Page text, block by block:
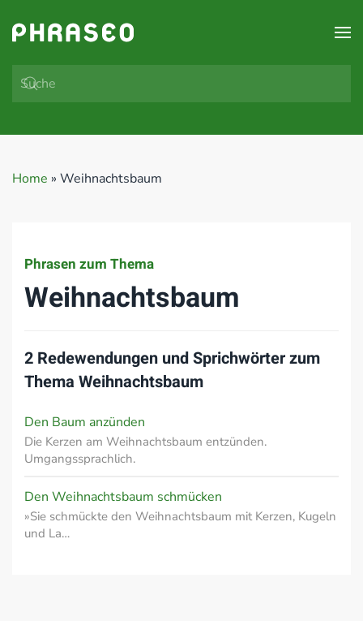
Zum Hauptinhalt springen
Home » Weihnachtsbaum
Phrasen zum Thema
Weihnachtsbaum
2 Redewendungen und Sprichwörter zum
Thema Weihnachtsbaum
Den Baum anzünden
Die Kerzen am Weihnachtsbaum entzünden.
Umgangssprachlich.
Den Weihnachtsbaum schmücken
»Sie schmückte den Weihnachtsbaum mit Kerzen, Kugeln
und La…